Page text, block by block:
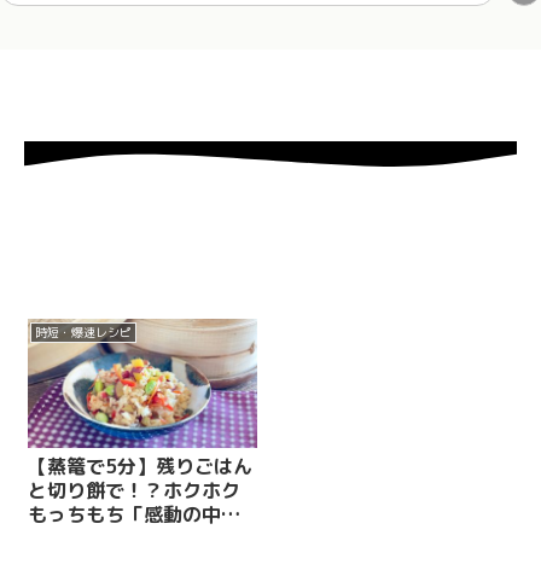
時短・爆速レシピ
【蒸篭で5分】残りごはん
と切り餅で！？ホクホク
もっちもち「感動の中華